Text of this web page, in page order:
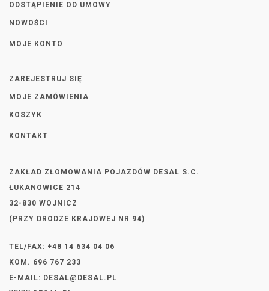
ODSTĄPIENIE OD UMOWY
NOWOŚCI
MOJE KONTO
ZAREJESTRUJ SIĘ
MOJE ZAMÓWIENIA
KOSZYK
KONTAKT
ZAKŁAD ZŁOMOWANIA POJAZDÓW DESAL S.C.
ŁUKANOWICE 214
32-830 WOJNICZ
(PRZY DRODZE KRAJOWEJ NR 94)
TEL/FAX: +48 14 634 04 06
KOM. 696 767 233
E-MAIL: DESAL@DESAL.PL